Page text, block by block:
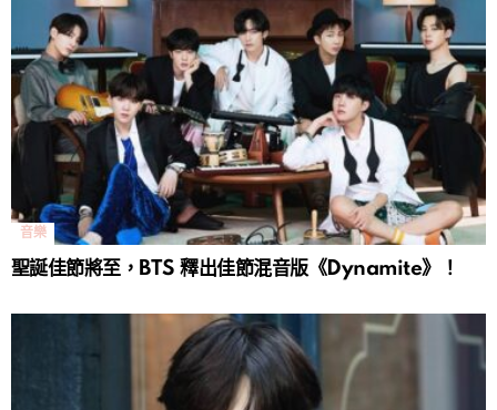
音樂
聖誕佳節將至，BTS 釋出佳節混音版《Dynamite》！